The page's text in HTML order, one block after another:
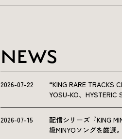
NEWS
2026-07-22
“KING RARE TRACKS
YOSU-KO、HYSTERIC
2026-07-15
配信シリーズ『KING
級MINYOソングを厳選